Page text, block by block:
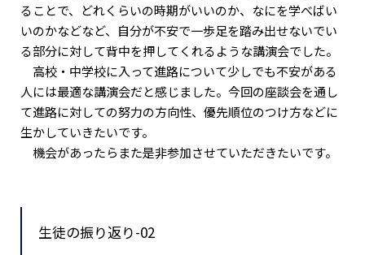
ることで、どれくらいの時期がいいのか、なにを学べばい
いのかなどなど、自分が不安で一歩足を踏み出せないでい
る部分に対して背中を押してくれるような講演会でした。
高校・中学校に入って進路について少しでも不安がある
人には最適な講演会だと感じました。今回の座談会を通し
て進路に対しての努力の方向性、優先順位のつけ方などに
生かしていきたいです。
機会があったらまた是非参加させていただきたいです。
生徒の振り返り-02